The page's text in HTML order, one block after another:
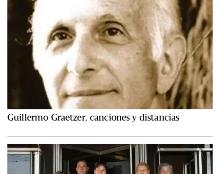
Guillermo Graetzer, canciones y distancias